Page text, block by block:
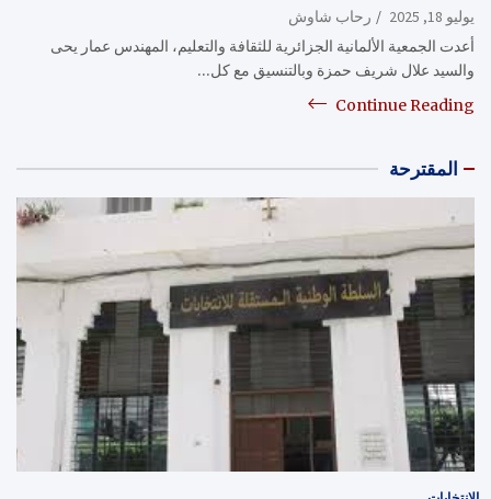
يوليو 18, 2025
رحاب شاوش
أعدت الجمعية الألمانية الجزائرية للثقافة والتعليم، المهندس عمار يحى
والسيد علال شريف حمزة وبالتنسيق مع كل…
Continue Reading
المقترحة